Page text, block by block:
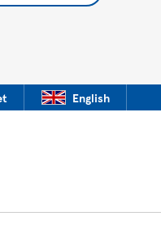
English